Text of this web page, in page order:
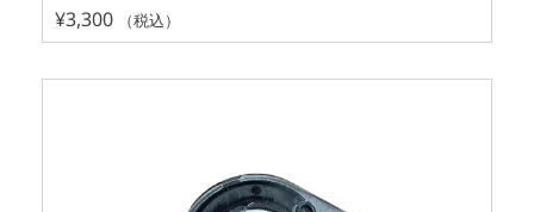
¥3,300 （税込）